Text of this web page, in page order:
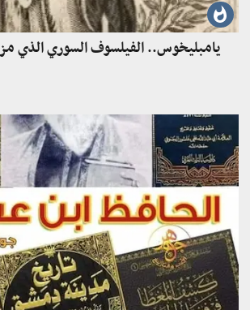
يامبليخوس.. الفيلسوف السوري الذي